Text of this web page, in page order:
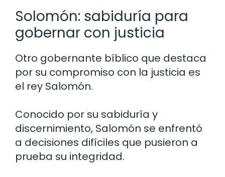
Solomón: sabiduría para
gobernar con justicia
Otro gobernante bíblico que destaca
por su compromiso con la justicia es
el rey Salomón.
Conocido por su sabiduría y
discernimiento, Salomón se enfrentó
a decisiones difíciles que pusieron a
prueba su integridad.